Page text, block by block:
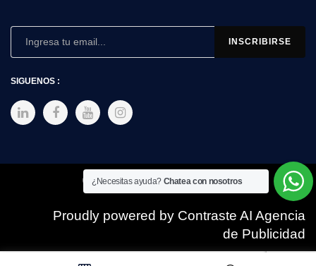
SIGUENOS :
Copyright © 2025 SIMEX
Proudly powered by Contraste AI Agencia
de Publicidad
¿Necesitas ayuda? Chatea con nosotros